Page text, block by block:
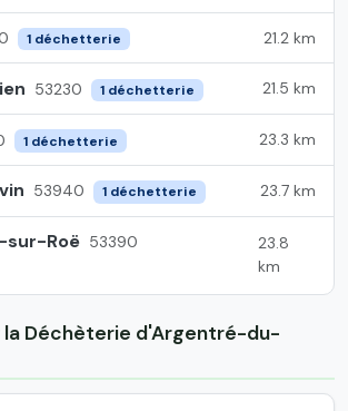
1 déchetterie 21.2 km
53230 1 déchetterie 21.5 km
1 déchetterie 23.3 km
53940 1 déchetterie 23.7 km
sur-Roë 53390
23.8
km
la Déchèterie d'Argentré-du-